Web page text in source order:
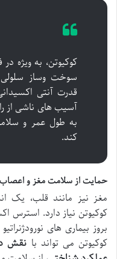
کوکیوتن، به ویژه
سوخت وساز سلولی
قدرت آنتی
آسیب های ناشی از
به طول عمر و
کند.
حمایت از سلامت مغز و اعصاب
مغز نیز مانند قلب، یک
کوکیوتن نیاز دارد. استرس
بروز بیماری های
کوکیوتن می تواند با نقش